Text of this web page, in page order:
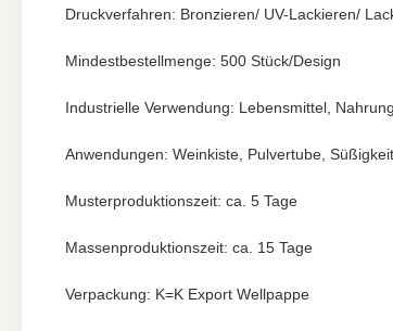
Druckverfahren: Bronzieren/ UV-Lackieren/
Mindestbestellmenge: 500 Stück/Design
Industrielle Verwendung: Lebensmittel,
Anwendungen: Weinkiste, Pulvertube,
Musterproduktionszeit: ca. 5 Tage
Massenproduktionszeit: ca. 15 Tage
Verpackung: K=K Export Wellpappe